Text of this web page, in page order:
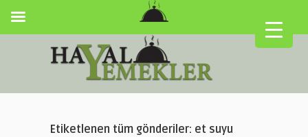
Etiketlenen tüm gönderiler: et suyu